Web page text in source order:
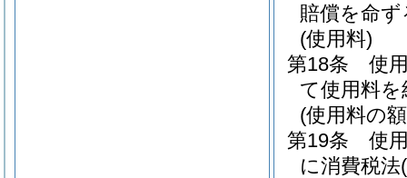
賠償を命
(使用料)
第18条
使
て使用料
(使用料の
第19条
使
に消費税法